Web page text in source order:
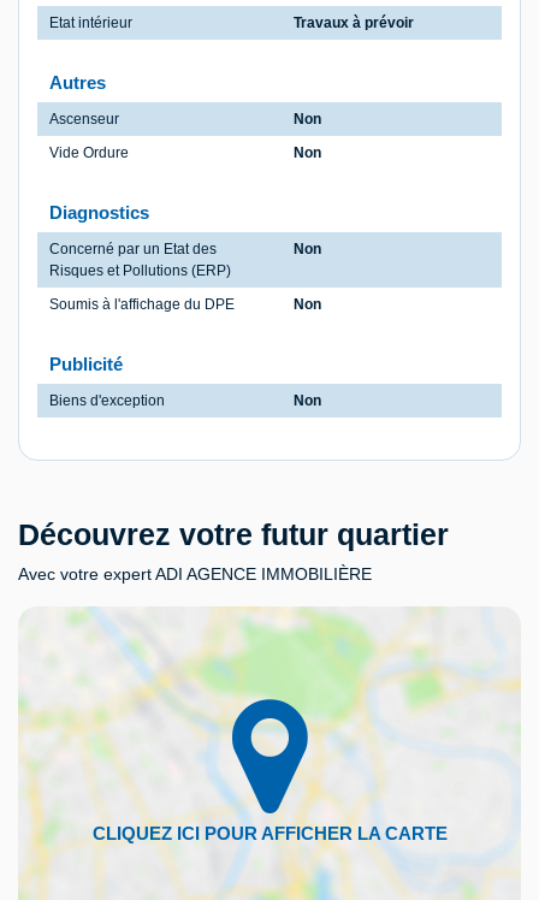
Etat intérieur
Travaux à prévoir
Autres
Ascenseur
Non
Vide Ordure
Non
Diagnostics
Concerné par un Etat des
Risques et Pollutions (ERP)
Non
Soumis à l'affichage du DPE Non
Publicité
Biens d'exception Non
Découvrez votre futur quartier
Avec votre expert ADI AGENCE IMMOBILIÈRE